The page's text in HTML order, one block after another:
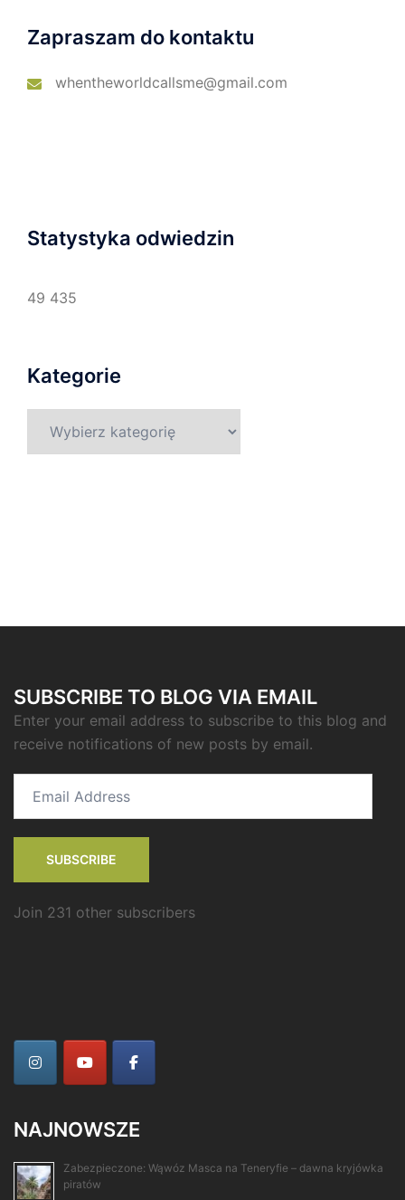
Zapraszam do kontaktu
whentheworldcallsme@gmail.com
Statystyka odwiedzin
49 435
Kategorie
SUBSCRIBE TO BLOG VIA EMAIL
Enter your email address to subscribe to this blog and
receive notifications of new posts by email.
Address
SUBSCRIBE
Join 231 other subscribers
NAJNOWSZE
Zabezpieczone: Wąwóz Masca na Teneryfie – dawna kryjówka
piratów